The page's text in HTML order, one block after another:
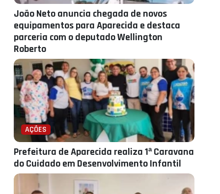
João Neto anuncia chegada de novos
equipamentos para Aparecida e destaca
parceria com o deputado Wellington
Roberto
AÇÕES
Prefeitura de Aparecida realiza 1ª Caravana
do Cuidado em Desenvolvimento Infantil